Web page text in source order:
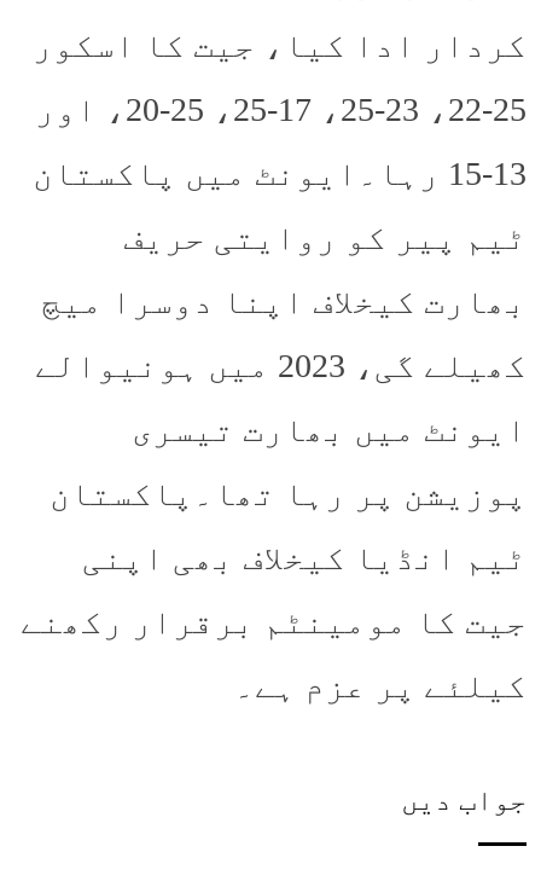
کردار ادا کیا، جیت کا اسکور
25-22، 23-25، 17-25، 25-20، اور
13-15 رہا۔ایونٹ میں پاکستان
ٹیم پیر کو روایتی حریف
بھارت کیخلاف اپنا دوسرا میچ
کھیلے گی، 2023 میں ہونیوالے
ایونٹ میں بھارت تیسری
پوزیشن پر رہا تھا۔پاکستان
ٹیم انڈیا کیخلاف بھی اپنی
جیت کا مومینٹم برقرار رکھنے
کیلئے پر عزم ہے۔
جواب دیں